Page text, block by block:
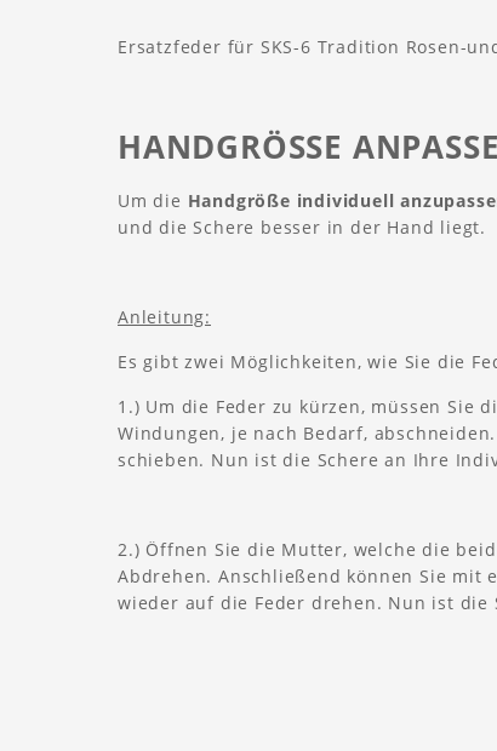
Ersatzfeder für SKS-6 Tradition Rosen-
HANDGRÖSSE
Um die Handgröße individuell
und die Schere besser in der Hand liegt.
Anleitung:
Es gibt zwei Möglichkeiten, wie Sie die
1.) Um die Feder zu kürzen, müssen Sie
Windungen, je nach Bedarf,
schieben. Nun ist die Schere an Ihre
2.) Öffnen Sie die Mutter, welche die
Abdrehen. Anschließend können Sie mit
wieder auf die Feder drehen. Nun ist die